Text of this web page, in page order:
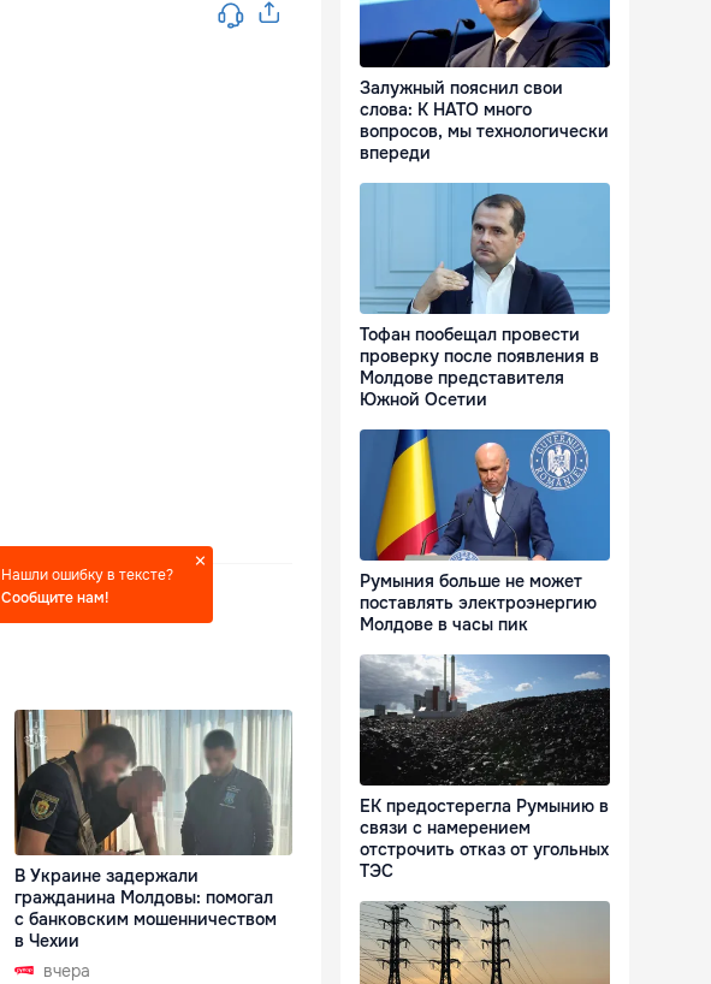
Нашли ошибку в тексте?
Сообщите нам!
В Украине задержали
гражданина Молдовы: помогал
с банковским мошенничеством
в Чехии
вчера
Залужный пояснил свои
слова: К НАТО много
вопросов, мы технологически
впереди
Тофан пообещал провести
проверку после появления в
Молдове представителя
Южной Осетии
Румыния больше не может
поставлять электроэнергию
Молдове в часы пик
ЕК предостерегла Румынию в
связи с намерением
отстрочить отказ от угольных
ТЭС